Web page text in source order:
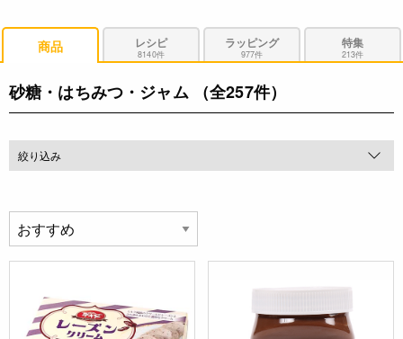
商品 レシピ
8140件
ラッピング
977件
特集
213件
砂糖・はちみつ・ジャム （全257件）
絞り込み